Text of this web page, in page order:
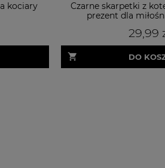
kociary
Czarne skarpetki z
prezent dla
29,99
DO